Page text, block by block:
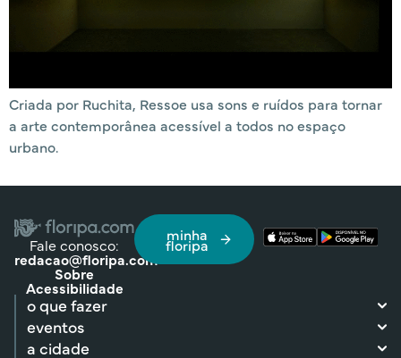
Criada por Ruchita, Ressoe usa sons e ruídos para tornar
a arte contemporânea acessível a todos no espaço
urbano.
Fale conosco:
redacao@floripa.com
Sobre
Acessibilidade
minha
floripa
o que fazer
eventos
a cidade